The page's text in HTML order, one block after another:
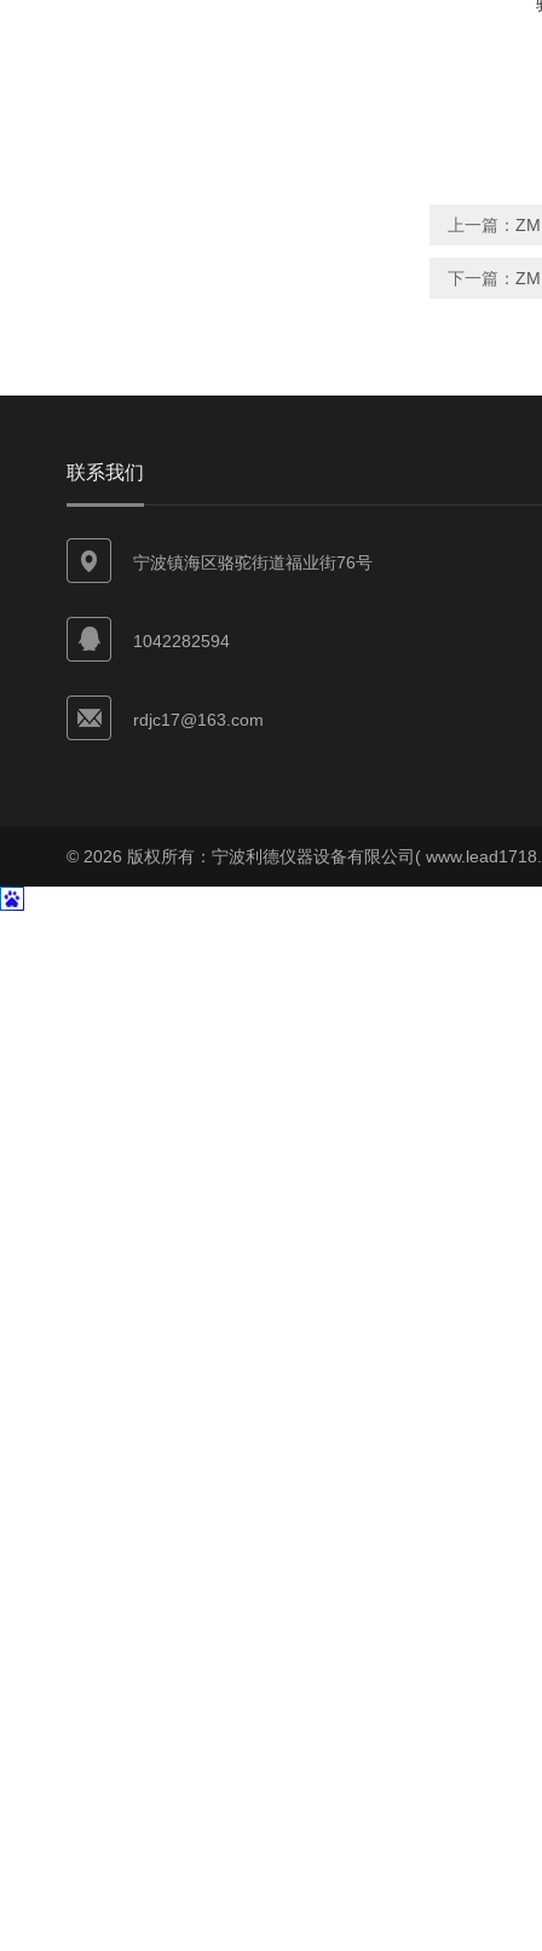
上一篇：
下一篇：
联系我们
宁波镇海区骆驼街道福业街76号
1042282594
rdjc17@163.com
© 2026 版权所有：宁波利德仪器设备有限公司(